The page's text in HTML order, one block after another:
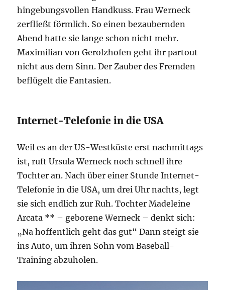
hingebungsvollen Handkuss. Frau Werneck
zerfließt förmlich. So einen bezaubernden
Abend hatte sie lange schon nicht mehr.
Maximilian von Gerolzhofen geht ihr partout
nicht aus dem Sinn. Der Zauber des Fremden
beflügelt die Fantasien.
Internet-Telefonie in die USA
Weil es an der US-Westküste erst nachmittags
ist, ruft Ursula Werneck noch schnell ihre
Tochter an. Nach über einer Stunde Internet-
Telefonie in die USA, um drei Uhr nachts, legt
sie sich endlich zur Ruh. Tochter Madeleine
Arcata ** – geborene Werneck – denkt sich:
„Na hoffentlich geht das gut“ Dann steigt sie
ins Auto, um ihren Sohn vom Baseball-
Training abzuholen.